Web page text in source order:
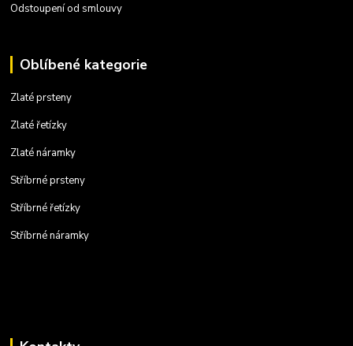
Odstoupení od smlouvy
Oblíbené kategorie
Zlaté prsteny
Zlaté řetízky
Zlaté náramky
Stříbrné prsteny
Stříbrné řetízky
Stříbrné náramky